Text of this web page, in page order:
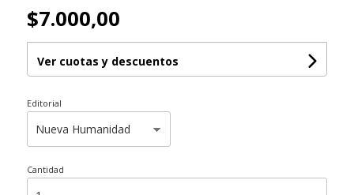
$7.000,00
Ver cuotas y descuentos
Editorial
Cantidad